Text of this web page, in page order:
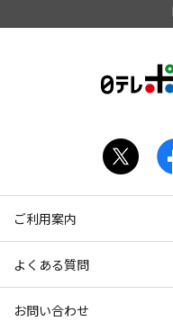
ご利用案内
よくある質問
お問い合わせ